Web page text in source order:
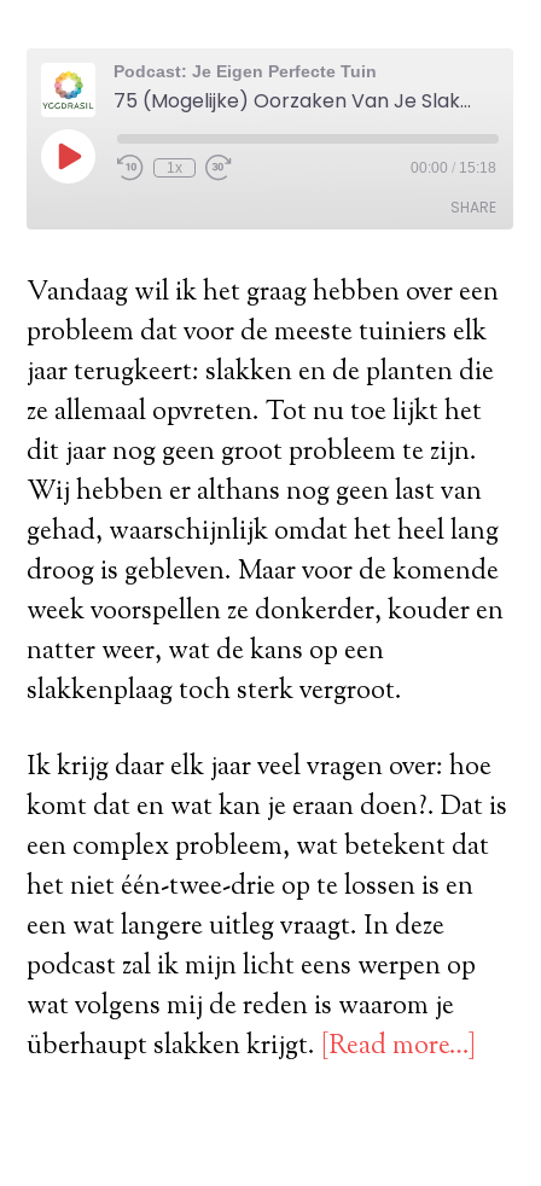
Vandaag wil ik het graag hebben over een
probleem dat voor de meeste tuiniers elk
jaar terugkeert: slakken en de planten die
ze allemaal opvreten. Tot nu toe lijkt het
dit jaar nog geen groot probleem te zijn.
Wij hebben er althans nog geen last van
gehad, waarschijnlijk omdat het heel lang
droog is gebleven. Maar voor de komende
week voorspellen ze donkerder, kouder en
natter weer, wat de kans op een
slakkenplaag toch sterk vergroot.
Ik krijg daar elk jaar veel vragen over: hoe
komt dat en wat kan je eraan doen?. Dat is
een complex probleem, wat betekent dat
het niet één-twee-drie op te lossen is en
een wat langere uitleg vraagt. In deze
podcast zal ik mijn licht eens werpen op
wat volgens mij de reden is waarom je
überhaupt slakken krijgt. [Read more…]